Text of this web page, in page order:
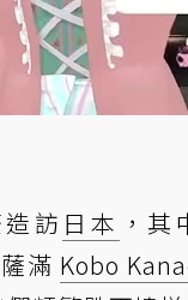
訪 日本 ，其
滿 Kobo